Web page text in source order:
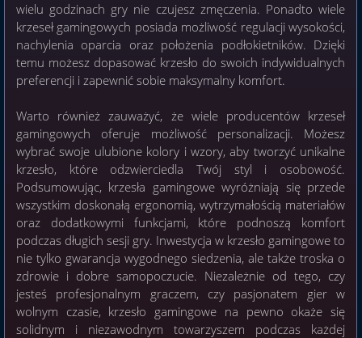
wielu godzinach gry nie czujesz zmęczenia. Ponadto wiele
krzeseł gamingowych posiada możliwość regulacji wysokości,
nachylenia oparcia oraz położenia podłokietników. Dzięki
temu możesz dopasować krzesło do swoich indywidualnych
preferencji i zapewnić sobie maksymalny komfort.
Warto również zauważyć, że wiele producentów krzeseł
gamingowych oferuje możliwość personalizacji. Możesz
wybrać swoje ulubione kolory i wzory, aby tworzyć unikalne
krzesło, które odzwierciedla Twój styl i osobowość.
Podsumowując, krzesła gamingowe wyróżniają się przede
wszystkim doskonałą ergonomią, wytrzymałością materiałów
oraz dodatkowymi funkcjami, które podnoszą komfort
podczas długich sesji gry. Inwestycja w krzesło gamingowe to
nie tylko gwarancja wygodnego siedzenia, ale także troska o
zdrowie i dobre samopoczucie. Niezależnie od tego, czy
jesteś profesjonalnym graczem, czy pasjonatem gier w
wolnym czasie, krzesło gamingowe na pewno okaże się
solidnym i niezawodnym towarzyszem podczas każdej